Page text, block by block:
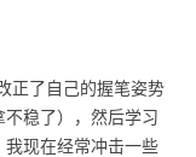
正了自己的握笔姿势
不稳了），然后学习
我现在经常冲击一些